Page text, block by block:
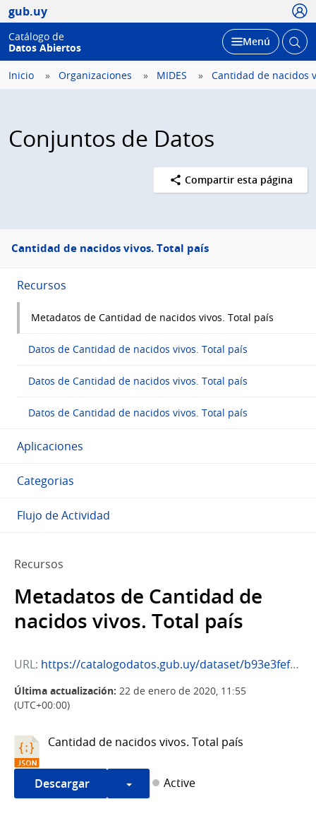
gub.uy
Catálogo de
Datos Abiertos
Desplegar
Menú Abrir
Inicio Organizaciones MIDES Cantidad de nacidos
Conjuntos de Datos
Compartir esta página
Menú
lateral
Cantidad de nacidos vivos. Total país
Recursos
Metadatos de Cantidad de nacidos vivos. Total país
Datos de Cantidad de nacidos vivos. Total país
Datos de Cantidad de nacidos vivos. Total país
Datos de Cantidad de nacidos vivos. Total país
Aplicaciones
Categorias
Flujo de Actividad
Recursos
Metadatos de Cantidad de
nacidos vivos. Total país
URL: https://catalogodatos.gub.uy/dataset/b93e3fef-e9ba-4f53-bca6-0ce2261a2cf4/resource/22d5b85a-1aac-47b6-8bc4-d85dd544f17b/download/metadatos_mides-indicador-11790.json
Última actualización: 22 de enero de 2020, 11:55
(UTC+00:00)
Cantidad de nacidos vivos. Total país
Descargar Active